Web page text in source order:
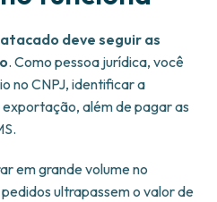
atacado deve seguir as
. Como pessoa jurídica, você
no CNPJ, identificar a
além de pagar as
em grande volume no
ultrapassem o valor de